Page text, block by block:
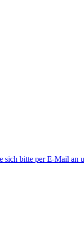
sich bitte per E-Mail an